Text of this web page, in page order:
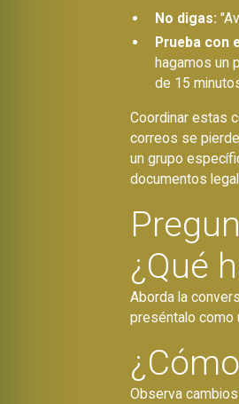
No digas:
Prueba con
hagamos un
de 15
Coordinar estas
correos se
un grupo
documentos
¿Qué
Aborda la
preséntalo como
Observa